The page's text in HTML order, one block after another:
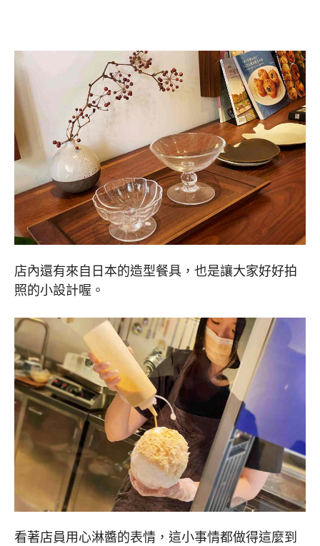
店內還有來自日本的造型餐具，也是讓大家好好拍
照的小設計喔。
看著店員用心淋醬的表情，這小事情都做得這麼到